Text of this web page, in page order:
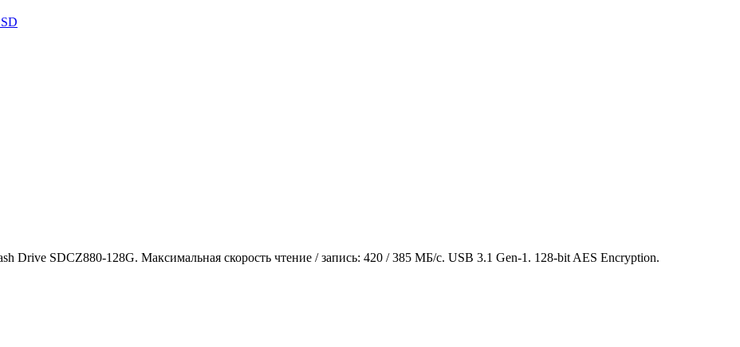
Drive SDCZ880-128G. Максимальная скорость чтение / запись: 420 / 385 МБ/с. USB 3.1 Gen-1. 128-bit AES Encryption.